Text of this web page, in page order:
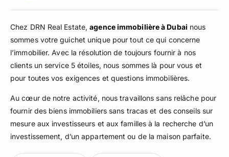
Chez DRN Real Estate,agence immobilière à Dubai nous
sommes votre guichet unique pour tout ce qui concerne
l’immobilier. Avec la résolution de toujours fournir à nos
clients un service 5 étoiles, nous sommes là pour vous et
pour toutes vos exigences et questions immobilières.
Au cœur de notre activité, nous travaillons sans relâche pour
fournir des biens immobiliers sans tracas et des conseils sur
mesure aux investisseurs et aux familles à la recherche d’un
investissement, d’un appartement ou de la maison parfaite.